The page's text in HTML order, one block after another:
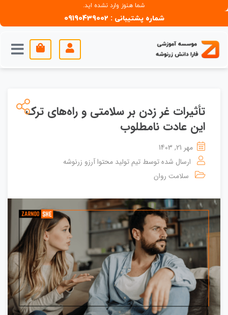
شما هنوز وارد نشده اید.
شماره پشتیبانی : 09190439002
تأثیرات غر زدن بر سلامتی و راه‌های ترک
این عادت نامطلوب
مهر 21, 1403
ارسال شده توسط تیم تولید محتوا آرزو زرنوشه
سلامت روان